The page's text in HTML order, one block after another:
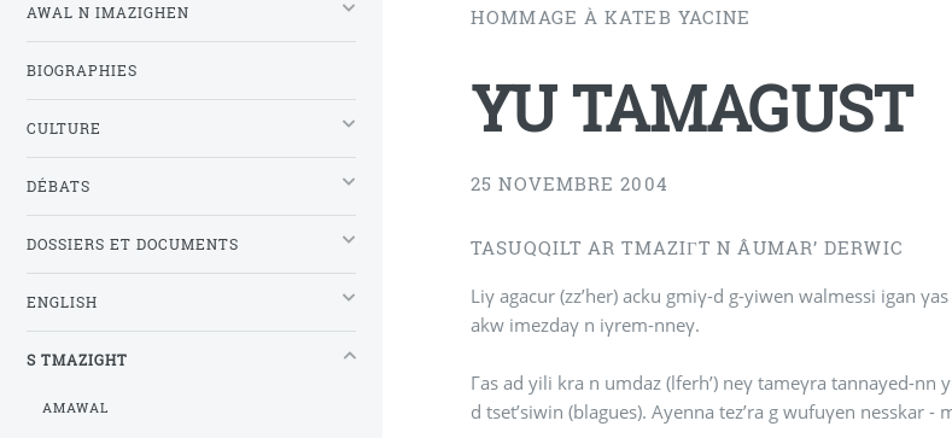
HOMMAGE À KATEB YACINE
YU TAMAGUST
25 NOVEMBRE 2004
TASUQQILT AR TMAZIΓT N ÂUMAR’ DERWIC
Liγ agacur (zz’her) acku gmiγ-d g-yiwen walmessi igan
akw imezdaγ n iγrem-nneγ.
Γas ad yili kra n umdaz (lferh’) neγ tameγra tannayed-nn yu tezwar-asent i tsednan ar ttirir ar tterridu (tcett’eh’) ar ttini
d tset’siwin (blagues). Ayenna tez’ra g wufuγen nesskar
AWAL N IMAZIGHEN
BIOGRAPHIES
CULTURE
DÉBATS
DOSSIERS ET DOCUMENTS
ENGLISH
S TMAZIGHT
AMAWAL